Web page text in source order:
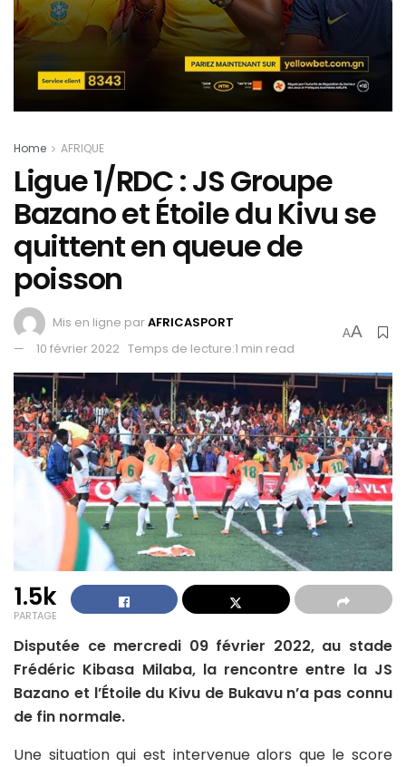
Home AFRIQUE
Ligue 1/RDC : JS Groupe
Bazano et Étoile du Kivu se
quittent en queue de
poisson
Mis en ligne parAFRICASPORT
10 février 2022 Temps de lecture:1 min read
AA
1.5k
PARTAGE
Disputée ce mercredi 09 février 2022, au stade
Frédéric Kibasa Milaba, la rencontre entre la JS
Bazano et l’Étoile du Kivu de Bukavu n’a pas connu
de fin normale.
Une situation qui est intervenue alors que le score